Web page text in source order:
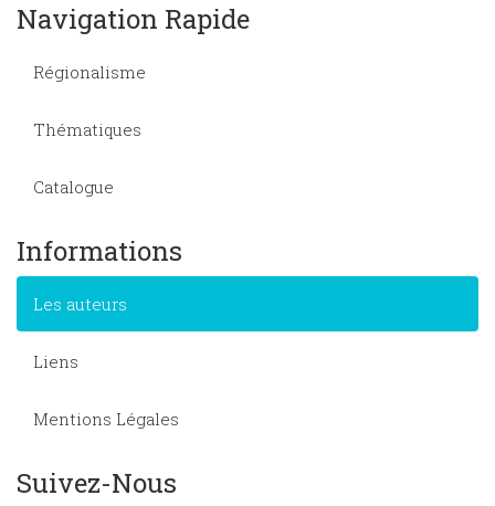
Navigation Rapide
Régionalisme
Thématiques
Catalogue
Informations
Les auteurs
Liens
Mentions Légales
Suivez-Nous